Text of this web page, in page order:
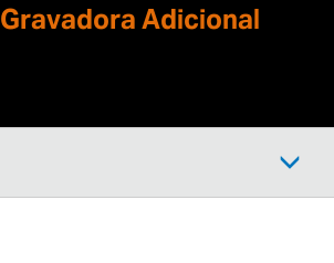
Gravadora Adicional